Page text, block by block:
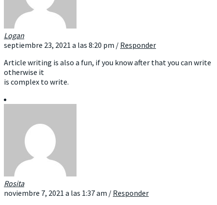
Logan
septiembre 23, 2021 a las 8:20 pm / Responder
Article writing is also a fun, if you know after that you can write
otherwise it
is complex to write.
Rosita
noviembre 7, 2021 a las 1:37 am / Responder